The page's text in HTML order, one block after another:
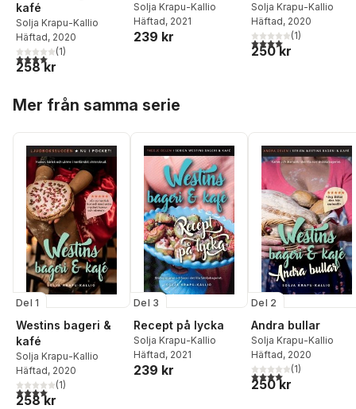
kafé
Solja Krapu-Kallio
Häftad, 2020
4,0utav 5 stjärnor. Totalt antal röster:
(1)
258 kr
Solja Krapu-Kallio
Häftad, 2021
239 kr
Solja Krapu-Kallio
Häftad, 2020
4,0utav 5 stjärnor.
(1)
250 kr
Mer från samma serie
Del 1
Westins bageri &
kafé
Solja Krapu-Kallio
Häftad, 2020
4,0utav 5 stjärnor. Totalt antal röster:
(1)
258 kr
Del 3
Recept på lycka
Solja Krapu-Kallio
Häftad, 2021
239 kr
Del 2
Andra bullar
Solja Krapu-Kallio
Häftad, 2020
4,0utav 5 stjärnor.
(1)
250 kr